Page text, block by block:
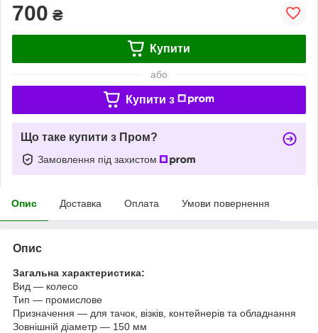
700 ₴
Купити
або
Купити з
Що таке купити з Пром?
Замовлення під захистом
Опис Доставка Оплата Умови повернення
Опис
Загальна характеристика:
Вид — колесо
Тип — промислове
Призначення — для тачок, візків, контейнерів та обладнання
Зовнішній діаметр — 150 мм